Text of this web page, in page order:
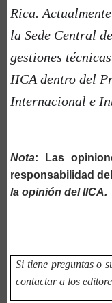
Rica.
la Sede Central
gestiones
IICA dentro del
Internacional e
Nota: Las
responsabilidad
la opinión del IICA.
Si tiene preguntas o
contactar a los